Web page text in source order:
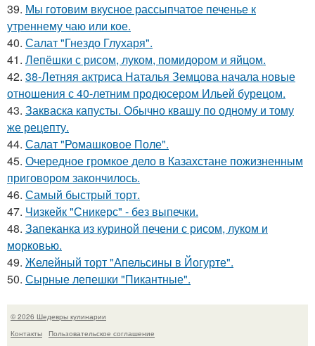
39. Мы готовим вкусное рассыпчатое печенье к
утреннему чаю или кое.
40. Салат "Гнездо Глухаря".
41. Лепёшки с рисом, луком, помидором и яйцом.
42. 38-Летняя актриса Наталья Земцова начала новые
отношения с 40-летним продюсером Ильей бурецом.
43. Закваска капусты. Обычно квашу по одному и тому
же рецепту.
44. Салат "Ромашковое Поле".
45. Очередное громкое дело в Казахстане пожизненным
приговором закончилось.
46. Самый быстрый торт.
47. Чизкейк "Сникерс" - без выпечки.
48. Запеканка из куриной печени с рисом, луком и
морковью.
49. Желейный торт "Апельсины в Йогурте".
50. Сырные лепешки "Пикантные".
© 2026 Шедевры кулинарии
Контакты
Пользовательское соглашение